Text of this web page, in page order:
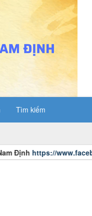
Tìm kiếm
https://